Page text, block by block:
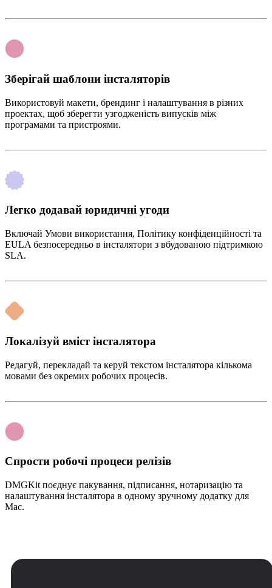
Зберігай шаблони інсталяторів
Використовуй макети, брендинг і налаштування в різних
проектах, щоб зберегти узгодженість випусків між
програмами та пристроями.
Легко додавай юридичні угоди
Включай Умови використання, Політику конфіденційності та
EULA безпосередньо в інсталятори з вбудованою підтримкою
SLA.
Локалізуй вміст інсталятора
Редагуй, перекладай та керуй текстом інсталятора кількома
мовами без окремих робочих процесів.
Спрости робочі процеси релізів
DMGKit поєднує пакування, підписання, нотаризацію та
налаштування інсталятора в одному зручному додатку для
Mac.